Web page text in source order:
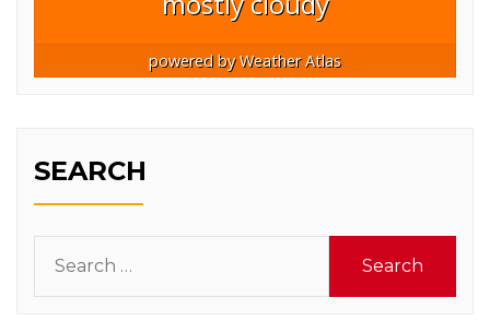
powered byWeather Atlas
SEARCH
for: